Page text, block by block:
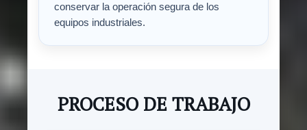
conservar la operación segura de los
equipos industriales.
PROCESO DE TRABAJO